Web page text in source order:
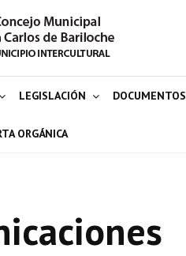
LEGISLACIÓN DOCUMENTOS
ORGÁNICA